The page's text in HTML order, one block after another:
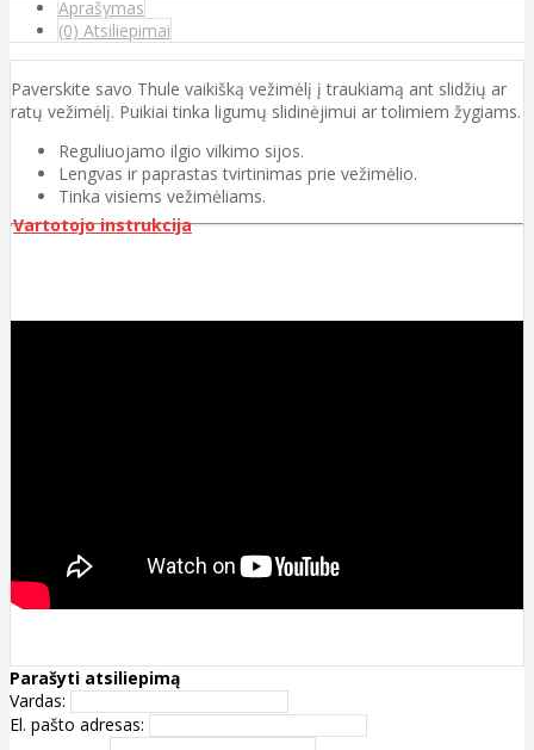
Aprašymas
(0) Atsiliepimai
Paverskite savo Thule vaikišką vežimėlį į traukiamą ant slidžių ar
ratų vežimėlį. Puikiai tinka ligumų slidinėjimui ar tolimiem žygiams.
Reguliuojamo ilgio vilkimo sijos.
Lengvas ir paprastas tvirtinimas prie vežimėlio.
Tinka visiems vežimėliams.
Vartotojo instrukcija
Parašyti atsiliepimą
Vardas:
El. pašto adresas: